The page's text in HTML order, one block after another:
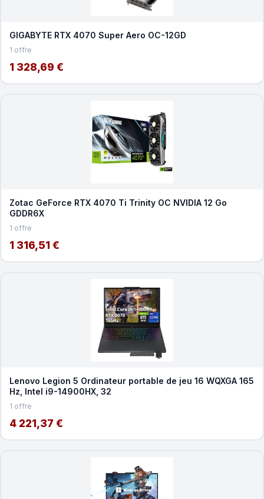
GIGABYTE RTX 4070 Super Aero OC-12GD
1 offre
1 328,69 €
Zotac GeForce RTX 4070 Ti Trinity OC NVIDIA 12 Go
GDDR6X
1 offre
1 316,51 €
Lenovo Legion 5 Ordinateur portable de jeu 16 WQXGA 165
Hz, Intel i9-14900HX, 32
1 offre
4 221,37 €